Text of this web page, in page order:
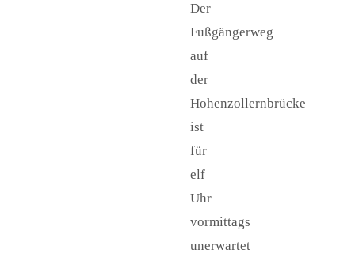
Der
Fußgängerweg
auf
der
Hohenzollernbrücke
ist
für
elf
Uhr
vormittags
unerwartet